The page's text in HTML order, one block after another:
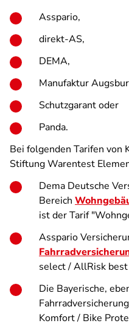
Asspario,
direkt-AS,
DEMA,
Manufaktur
Schutzgarant oder
Panda.
Bei folgenden Tarifen von
Stiftung Warentest
Dema Deutsche
Bereich
ist der Tarif
Asspario
select / AllRisk
Die Bayerische,
Komfort / Bike